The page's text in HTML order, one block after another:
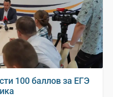
100 баллов за ЕГЭ